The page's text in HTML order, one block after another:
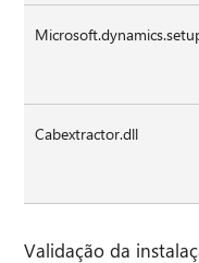
Cabextractor.dll
Validação da